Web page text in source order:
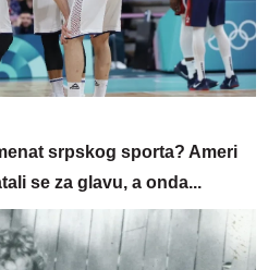
srpskog sporta? Ameri
se za glavu, a onda...